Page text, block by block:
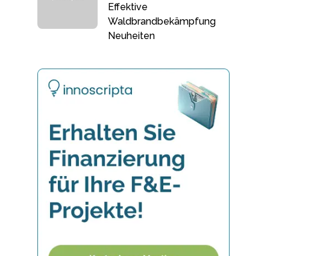
Effektive
Waldbrandbekämpfung
Neuheiten